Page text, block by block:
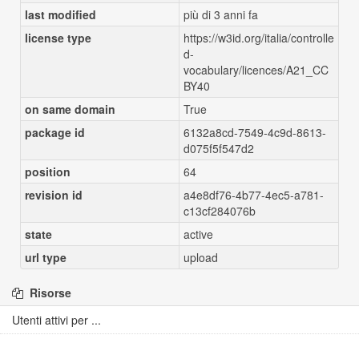
last modified
più di 3 anni fa
license type
https://w3id.org/italia/controlle
d-
vocabulary/licences/A21_CC
BY40
on same domain
True
package id
6132a8cd-7549-4c9d-8613-
d075f5f547d2
position
64
revision id
a4e8df76-4b77-4ec5-a781-
c13cf284076b
state
active
url type
upload
Risorse
Utenti attivi per ...